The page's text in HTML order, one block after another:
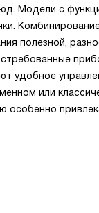
Модели с
полезной,
удобное
или
особенно